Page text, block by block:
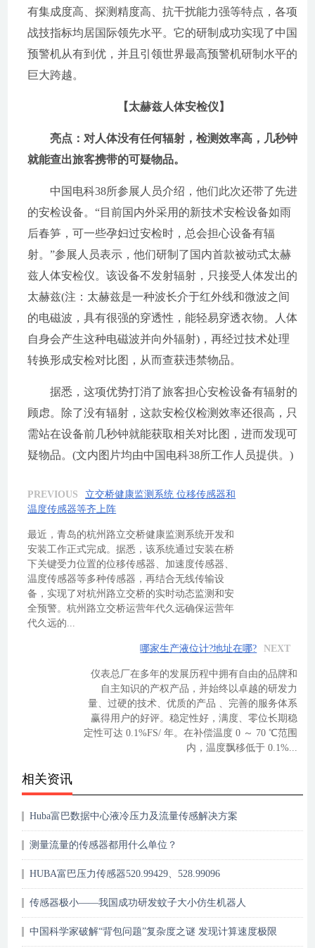
有集成度高、探测精度高、抗干扰能力强等特点，各项
战技指标均居国际领先水平。它的研制成功实现了中国
预警机从有到优，并且引领世界最高预警机研制水平的
巨大跨越。
【太赫兹人体安检仪】
亮点：对人体没有任何辐射，检测效率高，几秒钟
就能查出旅客携带的可疑物品。
中国电科38所参展人员介绍，他们此次还带了先进
的安检设备。“目前国内外采用的新技术安检设备如雨
后春笋，可一些孕妇过安检时，总会担心设备有辐
射。”参展人员表示，他们研制了国内首款被动式太赫
兹人体安检仪。该设备不发射辐射，只接受人体发出的
太赫兹(注：太赫兹是一种波长介于红外线和微波之间
的电磁波，具有很强的穿透性，能轻易穿透衣物。人体
自身会产生这种电磁波并向外辐射)，再经过技术处理
转换形成安检对比图，从而查获违禁物品。
据悉，这项优势打消了旅客担心安检设备有辐射的
顾虑。除了没有辐射，这款安检仪检测效率还很高，只
需站在设备前几秒钟就能获取相关对比图，进而发现可
疑物品。(文内图片均由中国电科38所工作人员提供。)
PREVIOUS
立交桥健康监测系统 位移传感器和
温度传感器等齐上阵
最近，青岛的杭州路立交桥健康监测系统开发和
安装工作正式完成。据悉，该系统通过安装在桥
下关键受力位置的位移传感器、加速度传感器、
温度传感器等多种传感器，再结合无线传输设
备，实现了对杭州路立交桥的实时动态监测和安
全预警。杭州路立交桥运营年代久远确保运营年
代久远的...
哪家生产液位计?地址在哪? NEXT
仪表总厂在多年的发展历程中拥有自由的品牌和
自主知识的产权产品，并始终以卓越的研发力
量、过硬的技术、优质的产品 、完善的服务体系
赢得用户的好评。稳定性好，满度、零位长期稳
定性可达 0.1%FS/ 年。在补偿温度 0 ～ 70 ℃范围
内，温度飘移低于 0.1%...
相关资讯
Huba富巴数据中心液冷压力及流量传感解决方案
测量流量的传感器都用什么单位？
HUBA富巴压力传感器520.99429、528.99096
传感器极小——我国成功研发蚊子大小仿生机器人
中国科学家破解“背包问题”复杂度之谜 发现计算速度极限